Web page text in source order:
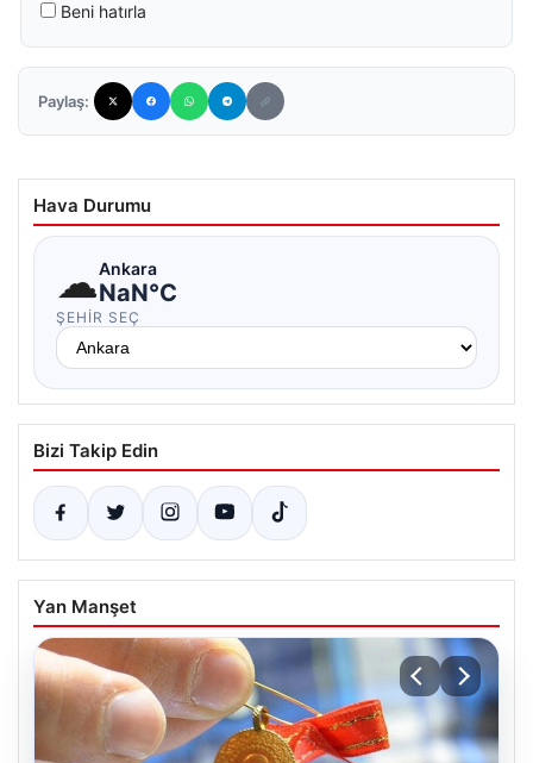
Beni hatırla
Paylaş:
Hava Durumu
☁Ankara
NaN°C
ŞEHIR SEÇ
Bizi Takip Edin
Yan Manşet